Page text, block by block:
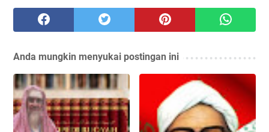
Anda mungkin menyukai postingan ini